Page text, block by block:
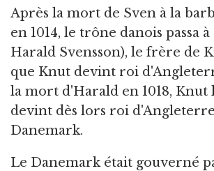
Après la mort de Sven à la
en 1014, le trône danois passa
Harald Svensson), le frère de
que Knut devint roi
la mort d'Harald en 1018, Knut
devint dès lors roi
Danemark.
Le Danemark était gouverné